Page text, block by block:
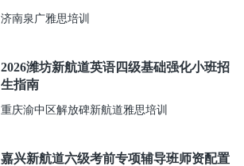
济南泉广雅思培训
2026潍坊新航道英语四级基础强化小班招
生指南
重庆渝中区解放碑新航道雅思培训
嘉兴新航道六级考前专项辅导班师资配置